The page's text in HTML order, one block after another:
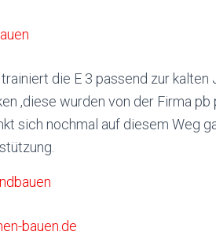
die E 3 passend zur kalten
,diese wurden von der Firma pb
sich nochmal auf diesem Weg
bauen.de